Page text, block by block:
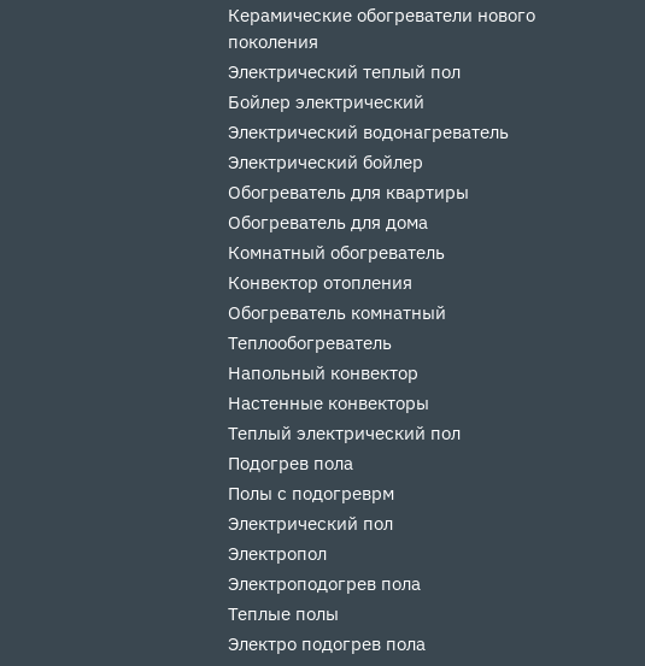
Керамические обогреватели нового
поколения
Электрический теплый пол
Бойлер электрический
Электрический водонагреватель
Электрический бойлер
Обогреватель для квартиры
Обогреватель для дома
Комнатный обогреватель
Конвектор отопления
Обогреватель комнатный
Теплообогреватель
Напольный конвектор
Настенные конвекторы
Теплый электрический пол
Подогрев пола
Полы с подогреврм
Электрический пол
Электропол
Электроподогрев пола
Теплые полы
Электро подогрев пола